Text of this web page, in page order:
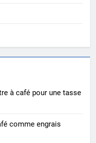
à café pour une tasse
comme engrais